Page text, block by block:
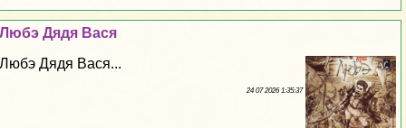
Любэ Дядя Вася
Любэ Дядя Вася...
24 07 2026 1:35:37